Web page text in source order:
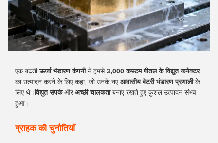
एक बढ़तीऊर्जा भंडारण कंपनीने हमसे3,000 कस्टम पीतल के विद्युत कनेक्टर
का उत्पादन करने के लिए कहा, जो उनके नए आवासीय बैटरी भंडारण प्रणालीके
लिए थे।विद्युत संपर्कऔरअच्छी चालकताबनाए रखते हुए कुशल उत्पादन संभव
हुआ।
ग्राहक की चुनौतियाँ